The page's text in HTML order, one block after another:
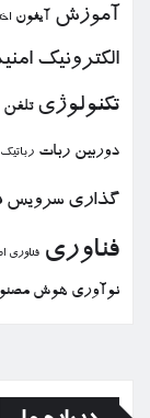
آموزش آیفون
الكترونیك
تكنولوژی
دوربین ربات رباتیك
گذاری سرویس
فناوری فناوری
نوآوری هوش